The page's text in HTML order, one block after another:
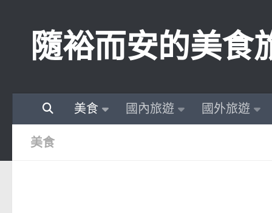
隨裕而安的美食
美食 國內旅遊 國外旅遊
美食